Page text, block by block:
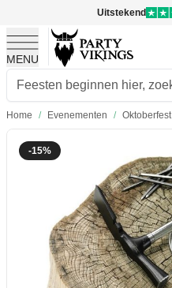
Uitstekend
MENU
Ga naar de inhoud
Home / Evenementen / Oktoberfest
-15%